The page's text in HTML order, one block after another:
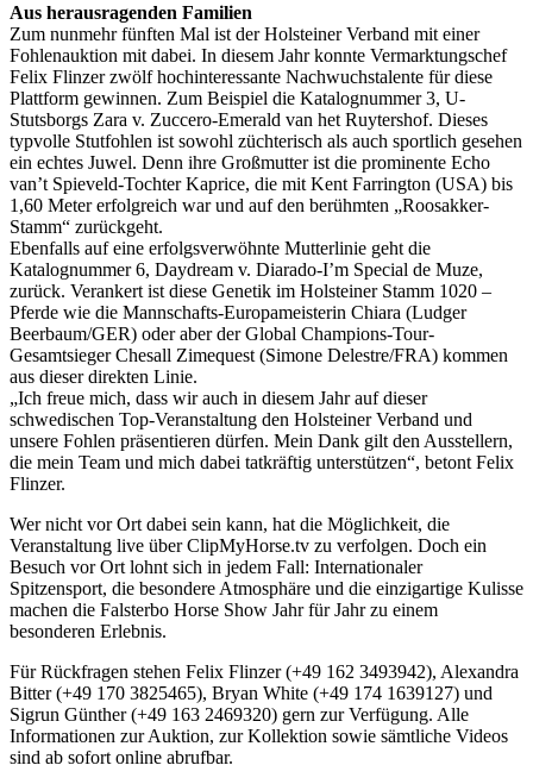
Aus herausragenden Familien
Zum nunmehr fünften Mal ist der Holsteiner Verband mit einer
Fohlenauktion mit dabei. In diesem Jahr konnte Vermarktungschef
Felix Flinzer zwölf hochinteressante Nachwuchstalente für diese
Plattform gewinnen. Zum Beispiel die Katalognummer 3, U-
Stutsborgs Zara v. Zuccero-Emerald van het Ruytershof. Dieses
typvolle Stutfohlen ist sowohl züchterisch als auch sportlich gesehen
ein echtes Juwel. Denn ihre Großmutter ist die prominente Echo
van’t Spieveld-Tochter Kaprice, die mit Kent Farrington (USA) bis
1,60 Meter erfolgreich war und auf den berühmten „Roosakker-
Stamm“ zurückgeht.
Ebenfalls auf eine erfolgsverwöhnte Mutterlinie geht die
Katalognummer 6, Daydream v. Diarado-I’m Special de Muze,
zurück. Verankert ist diese Genetik im Holsteiner Stamm 1020 –
Pferde wie die Mannschafts-Europameisterin Chiara (Ludger
Beerbaum/GER) oder aber der Global Champions-Tour-
Gesamtsieger Chesall Zimequest (Simone Delestre/FRA) kommen
aus dieser direkten Linie.
„Ich freue mich, dass wir auch in diesem Jahr auf dieser
schwedischen Top-Veranstaltung den Holsteiner Verband und
unsere Fohlen präsentieren dürfen. Mein Dank gilt den Ausstellern,
die mein Team und mich dabei tatkräftig unterstützen“, betont Felix
Flinzer.
Wer nicht vor Ort dabei sein kann, hat die Möglichkeit, die
Veranstaltung live über ClipMyHorse.tv zu verfolgen. Doch ein
Besuch vor Ort lohnt sich in jedem Fall: Internationaler
Spitzensport, die besondere Atmosphäre und die einzigartige Kulisse
machen die Falsterbo Horse Show Jahr für Jahr zu einem
besonderen Erlebnis.
Für Rückfragen stehen Felix Flinzer (+49 162 3493942), Alexandra
Bitter (+49 170 3825465), Bryan White (+49 174 1639127) und
Sigrun Günther (+49 163 2469320) gern zur Verfügung. Alle
Informationen zur Auktion, zur Kollektion sowie sämtliche Videos
sind ab sofort online abrufbar.